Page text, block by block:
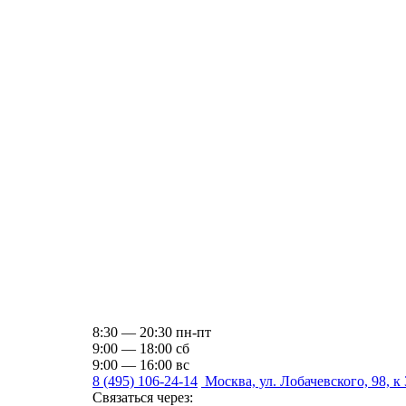
8:30 — 20:30 пн-пт
9:00 — 18:00 сб
9:00 — 16:00 вс
8 (495) 106-24-14 Москва, ул. Лобачевского, 98, к
Связаться через: